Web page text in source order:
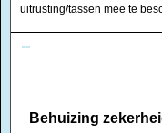
uitrusting/tassen mee te
Behuizing